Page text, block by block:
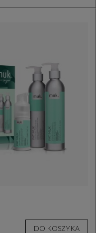
DO KOSZYKA